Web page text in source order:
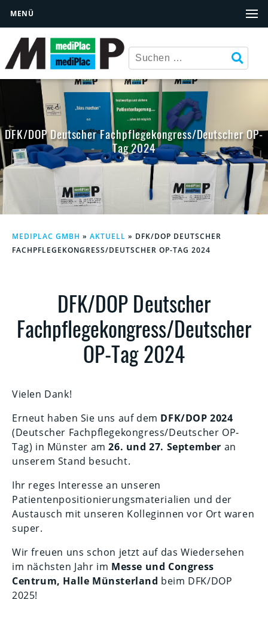
MENÜ
DFK/DOP Deutscher Fachpflegekongress/Deutscher OP-
Tag 2024
MEDIPLAC GMBH » AKTUELL » DFK/DOP DEUTSCHER
FACHPFLEGEKONGRESS/DEUTSCHER OP-TAG 2024
DFK/DOP Deutscher
Fachpflegekongress/Deutscher
OP-Tag 2024
Vielen Dank!
Erneut haben Sie uns auf dem DFK/DOP 2024
(Deutscher Fachpflegekongress/Deutscher OP-
Tag) in Münster am26. und 27. September an
unserem Stand besucht.
Ihr reges Interesse an unseren
Patientenpositionierungsmaterialien und der
Austausch mit unseren Kolleginnen vor Ort waren
super.
Wir freuen uns schon jetzt auf das Wiedersehen
im nächsten Jahr im Messe und Congress
Centrum, Halle Münsterland beim DFK/DOP
2025!